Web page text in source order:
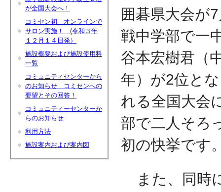
囲碁県大会が
戦中学部で一
谷本宏樹君（
年）が2位と
れる全国大会
部で二人そろ
初の快挙です
また、同時
が全国大会へ！
コミセン初 オンラインで
サロン実施！ (令和３年
１２月１４日発）
施設概要および施設使用料
一覧
コミュニティセンターから
のお知らせ コミセンへの
要望とその回答！
コミュニティーセンターか
らのお知らせ
利用方法
施設案内および案内図